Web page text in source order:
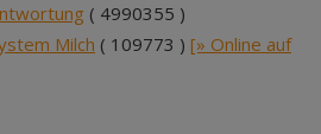
( 4990355 )
Milch ( 109773 ) [» Online auf